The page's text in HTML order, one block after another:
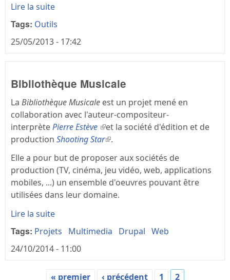
Lire la suite
Tags: Outils
25/05/2013 - 17:42
Bibliothèque Musicale
La Bibliothèque Musicale est un projet mené en
collaboration avec l'auteur-compositeur-
interprètePierre Estève (le lien est externe)
et la société d'édition et de
production Shooting Star(le lien est externe)
.
Elle a pour but de proposer aux sociétés de
production (TV, cinéma, jeu vidéo, web, applications
mobiles, ...) un ensemble d'oeuvres pouvant être
utilisées dans leur domaine.
Lire la suite
Tags: Projets Multimedia Drupal Web
24/10/2014 - 11:00
« premier ‹ précédent 1 2